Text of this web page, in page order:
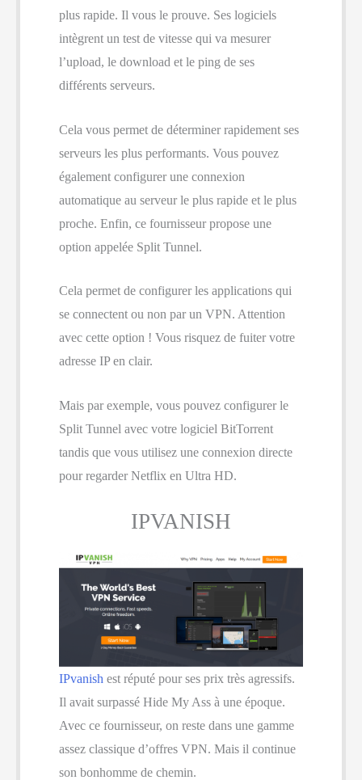
plus rapide. Il vous le prouve. Ses logiciels
intègrent un test de vitesse qui va mesurer
l’upload, le download et le ping de ses
différents serveurs.
Cela vous permet de déterminer rapidement ses
serveurs les plus performants. Vous pouvez
également configurer une connexion
automatique au serveur le plus rapide et le plus
proche. Enfin, ce fournisseur propose une
option appelée Split Tunnel.
Cela permet de configurer les applications qui
se connectent ou non par un VPN. Attention
avec cette option ! Vous risquez de fuiter votre
adresse IP en clair.
Mais par exemple, vous pouvez configurer le
Split Tunnel avec votre logiciel BitTorrent
tandis que vous utilisez une connexion directe
pour regarder Netflix en Ultra HD.
IPVANISH
IPvanish est réputé pour ses prix très agressifs.
Il avait surpassé Hide My Ass à une époque.
Avec ce fournisseur, on reste dans une gamme
assez classique d’offres VPN. Mais il continue
son bonhomme de chemin.